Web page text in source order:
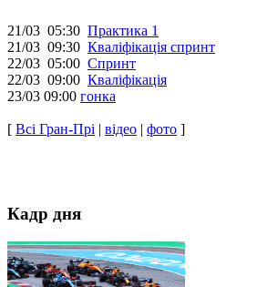
21/03 05:30 Практика 1
21/03 09:30 Кваліфікація спринт
22/03 05:00 Спринт
22/03 09:00 Кваліфікація
23/03 09:00 гонка
[ Всі Гран-Прі | відео | фото ]
Кадр дня